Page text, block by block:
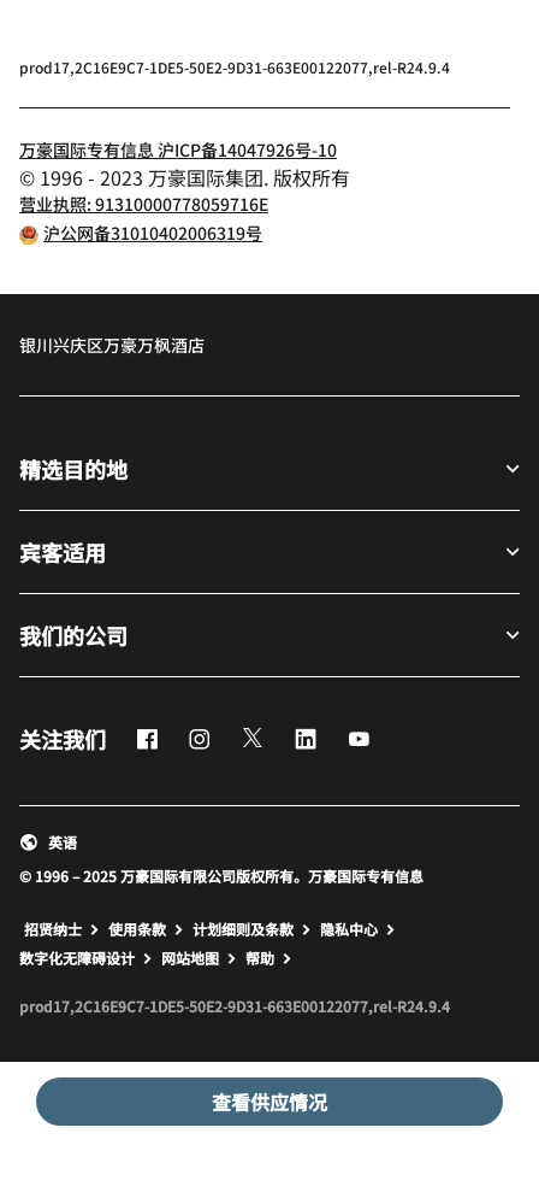
查看供应情况
prod17,2C16E9C7-1DE5-50E2-9D31-663E00122077,rel-R24.9.4
万豪国际专有信息 沪ICP备14047926号-10
© 1996 - 2023 万豪国际集团. 版权所有
营业执照: 91310000778059716E
沪公网备31010402006319号
银川兴庆区万豪万枫酒店
精选目的地
宾客适用
我们的公司
关注我们 FacebookInstagram
Twitter LinkedIn
© 1996 – 2025 万豪国际有限公司版权所有。万豪国际专有信息
英语
招贤纳士 使用条款 计划细则及条款
隐私中心
数字化无障碍设计
网站地图 打开新窗口
帮助
prod17,2C16E9C7-1DE5-50E2-9D31-663E00122077,rel-R24.9.4